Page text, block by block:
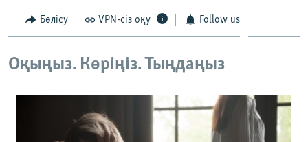
Бөлісу VPN-сіз оқу Follow us
Оқыңыз. Көріңіз. Тыңдаңыз